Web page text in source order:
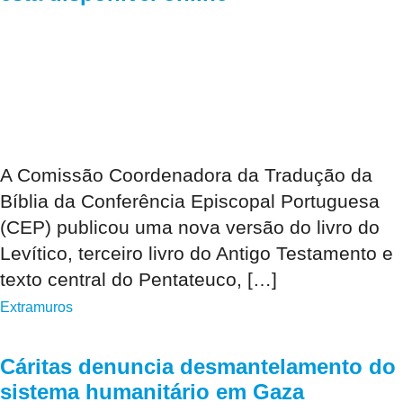
A Comissão Coordenadora da Tradução da
Bíblia da Conferência Episcopal Portuguesa
(CEP) publicou uma nova versão do livro do
Levítico, terceiro livro do Antigo Testamento e
texto central do Pentateuco, […]
Extramuros
Cáritas denuncia desmantelamento do
sistema humanitário em Gaza